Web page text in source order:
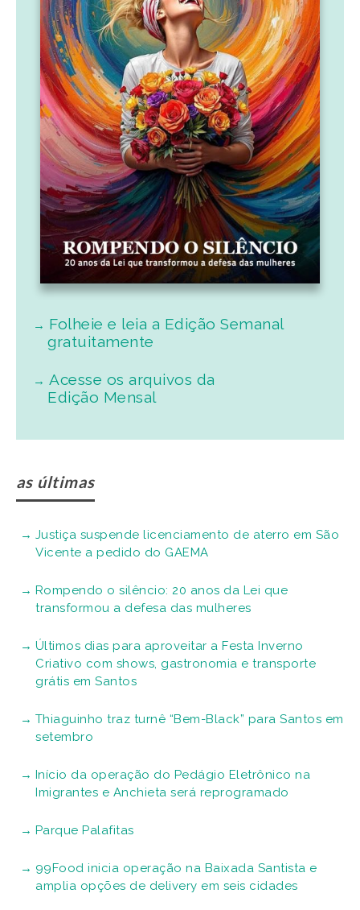
Folheie e leia a Edição Semanal
gratuitamente
Acesse os arquivos da
Edição Mensal
as últimas
Justiça suspende licenciamento de aterro em São
Vicente a pedido do GAEMA
Rompendo o silêncio: 20 anos da Lei que
transformou a defesa das mulheres
Últimos dias para aproveitar a Festa Inverno
Criativo com shows, gastronomia e transporte
grátis em Santos
Thiaguinho traz turnê “Bem-Black” para Santos em
setembro
Início da operação do Pedágio Eletrônico na
Imigrantes e Anchieta será reprogramado
Parque Palafitas
99Food inicia operação na Baixada Santista e
amplia opções de delivery em seis cidades